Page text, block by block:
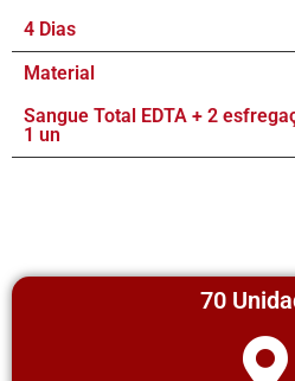
4 Dias
Material
Sangue Total EDTA + 2
1 un
70